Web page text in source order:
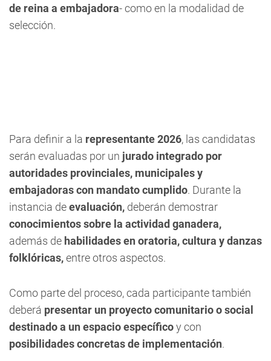
de reina a embajadora- como en la modalidad de
selección.
Para definir a la representante 2026, las candidatas
serán evaluadas por un jurado integrado por
autoridades provinciales, municipales y
embajadoras con mandato cumplido. Durante la
instancia deevaluación, deberán demostrar
conocimientos sobre la actividad ganadera,
además de habilidades en oratoria, cultura y danzas
folklóricas,entre otros aspectos.
Como parte del proceso, cada participante también
deberá presentar un proyecto comunitario o social
destinado a un espacio específicoy con
posibilidades concretas de implementación.